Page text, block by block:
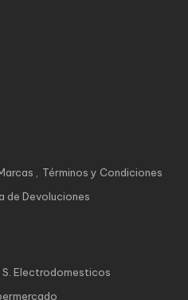
Términos y Condiciones
de Devoluciones
S. Electrodomesticos